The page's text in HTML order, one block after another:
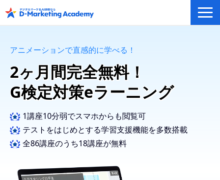
eラーニングシステム
カリキュラム例/事例
無料プラン/キャンペーン/特集
会社概要
アニメーションで直感的に学べる！
2ヶ月間完全無料！
G検定対策eラーニング
1講座10分弱でスマホからも閲覧可
テストをはじめとする学習支援機能を多数搭載
全86講座のうち18講座が無料